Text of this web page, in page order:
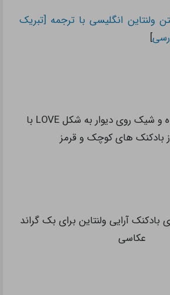
ولنتاین انگلیسی با ترجمه [تبریک
]
بادکنک آرایی ساده و شیک روی دیوار به شکل LOVE با
بادکنک های کوچک و قرمز
بادکنک آرایی ولنتاین برای بک گراند
عکاسی